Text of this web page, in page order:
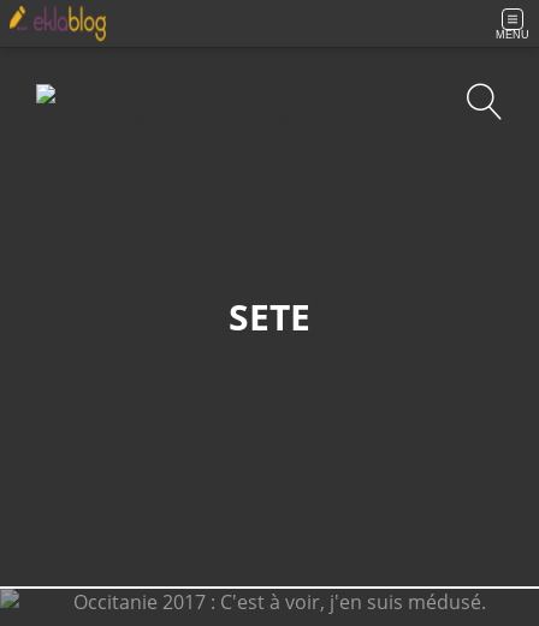
MENU
SETE